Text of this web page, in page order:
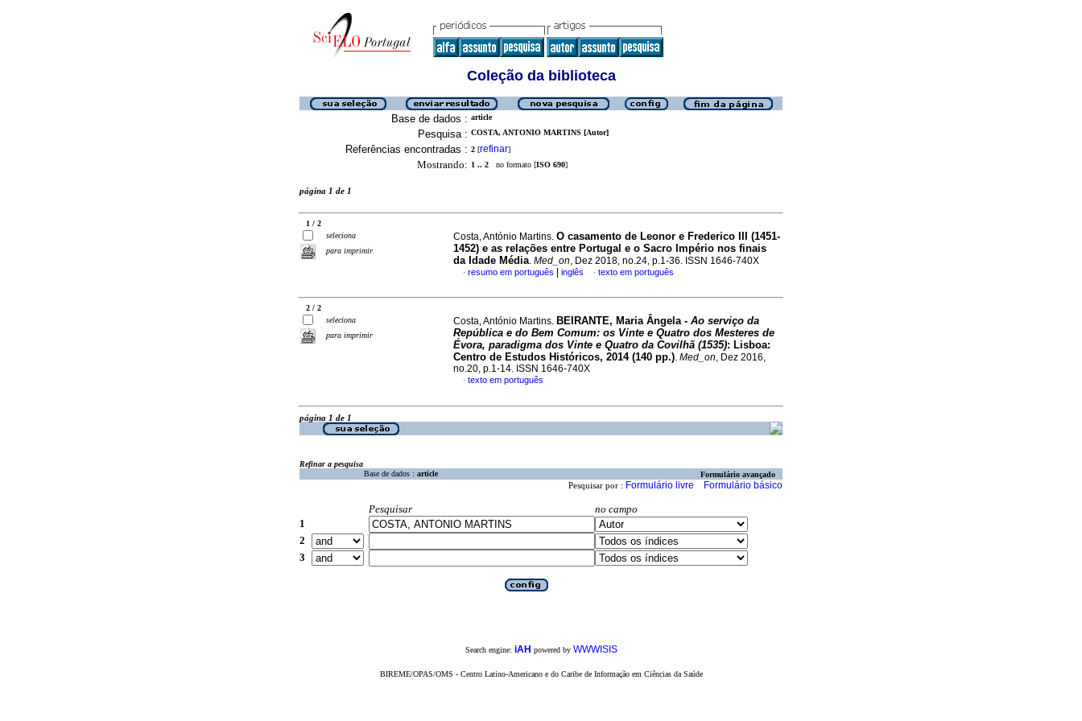
Coleção da biblioteca
Base de dados : article
Pesquisa : COSTA, ANTONIO MARTINS [Autor]
Referências encontradas : 2 [refinar]
Mostrando: 1 .. 2 no formato [ISO 690]
página 1 de 1
1 / 2
seleciona
para imprimir
Costa, António Martins. O casamento de Leonor e Frederico III (1451-
1452) e as relações entre Portugal e o Sacro Império nos finais
da Idade Média. Med_on, Dez 2018, no.24, p.1-36. ISSN 1646-740X
· resumo em português inglês · texto em português
2 / 2
seleciona
para imprimir
Costa, António Martins. BEIRANTE, Maria Ângela - Ao serviço da
República e do Bem Comum: os Vinte e Quatro dos Mesteres de
Évora, paradigma dos Vinte e Quatro da Covilhã (1535): Lisboa:
Centro de Estudos Históricos, 2014 (140 pp.). Med_on, Dez 2016,
no.20, p.1-14. ISSN 1646-740X
· texto em português
página 1 de 1
Refinar a pesquisa
Base de dados : article Formulário avançado
Pesquisar por : Formulário livre Formulário básico
Pesquisar
no campo
1
2
3
Search engine: iAH powered by WWWISIS
BIREME/OPAS/OMS - Centro Latino-Americano e do Caribe de Informação em Ciências da Saúde